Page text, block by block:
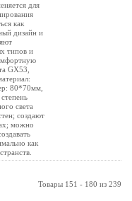
для
как
дизайн и
типов и
GX53,
80*70мм,
света
создают
можно
как
Товары 151 - 180 из 239